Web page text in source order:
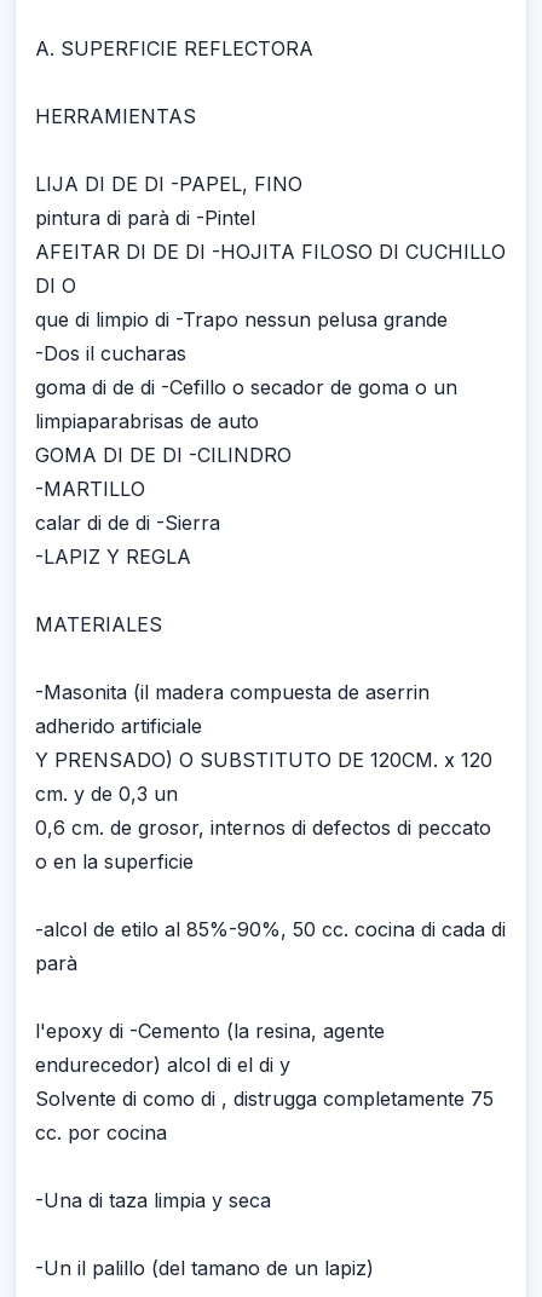
A. SUPERFICIE REFLECTORA
HERRAMIENTAS
LIJA DI DE DI -PAPEL, FINO
pintura di parà di -Pintel
AFEITAR DI DE DI -HOJITA FILOSO DI CUCHILLO
DI O
que di limpio di -Trapo nessun pelusa grande
-Dos il cucharas
goma di de di -Cefillo o secador de goma o un
limpiaparabrisas de auto
GOMA DI DE DI -CILINDRO
-MARTILLO
calar di de di -Sierra
-LAPIZ Y REGLA
MATERIALES
-Masonita (il madera compuesta de aserrin
adherido artificiale
Y PRENSADO) O SUBSTITUTO DE 120CM. x 120
cm. y de 0,3 un
0,6 cm. de grosor, internos di defectos di peccato
o en la superficie
-alcol de etilo al 85%-90%, 50 cc. cocina di cada di
parà
l'epoxy di -Cemento (la resina, agente
endurecedor) alcol di el di y
Solvente di como di , distrugga completamente 75
cc. por cocina
-Una di taza limpia y seca
-Un il palillo (del tamano de un lapiz)